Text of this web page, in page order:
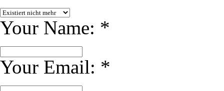
Your Name: *
Your Email: *